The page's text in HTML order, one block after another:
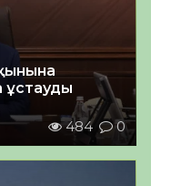
484 0